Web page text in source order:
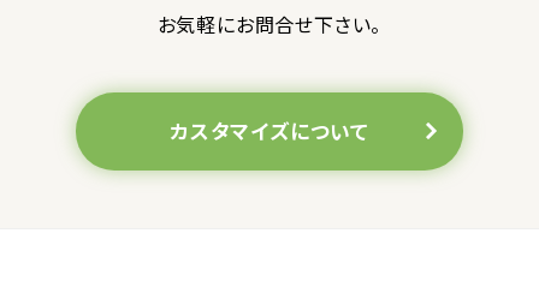
お気軽にお問合せ下さい。
カスタマイズについて